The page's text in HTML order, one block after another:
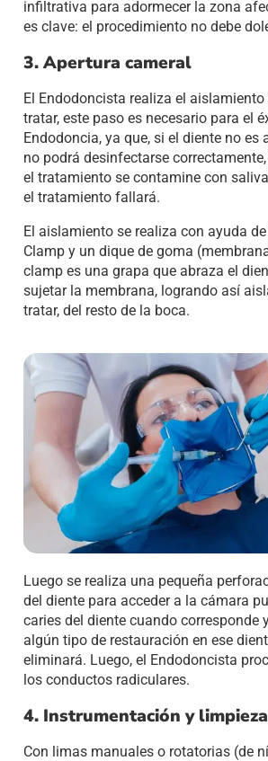
infiltrativa para adormecer la zona
es clave: el procedimiento no debe
3. Apertura cameral
El Endodoncista realiza el aislamiento
tratar, este paso es necesario para el
Endodoncia, ya que, si el diente no es
no podrá desinfectarse
el tratamiento se contamine con
el tratamiento fallará.
El aislamiento se realiza con ayuda
Clamp y un dique de goma
clamp es una grapa que abraza el
sujetar la membrana, logrando así
tratar, del resto de la boca.
Luego se realiza una pequeña
del diente para acceder a la cámara
caries del diente cuando corresponde
algún tipo de restauración en ese
eliminará. Luego, el Endodoncista
los conductos radiculares.
4. Instrumentación y limpieza
Con limas manuales o rotatorias (de